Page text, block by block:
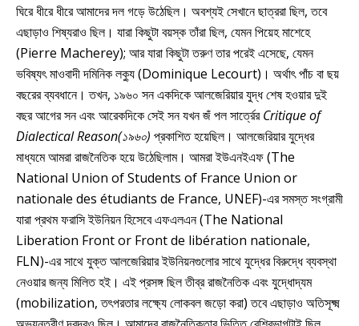
ঘিরে ধীরে ধীরে আমাদের দল গড়ে উঠেছিল। অবশ্যই সেখানে ছাত্ররা ছিল, তবে
এছাড়াও শিষ্যরাও ছিল। যারা কিছুটা বয়স্ক তাঁরা ছিল, যেমন পিয়েহ মাশেহে
(Pierre Macherey); আর যারা কিছুটা তরুণ তার পরেই এসেছে, যেমন
ভবিষ্যৎ মাওবাদী দমিনিক লক্যু (Dominique Lecourt)। অর্থাৎ পাঁচ বা ছয়
বছরের ব্যবধানে। তখন, ১৯৬০ সন একদিকে আলজেরিয়ার যুদ্ধ শেষ হওয়ার দুই
বছর আগের সন এবং আরেকদিকে সেই সন যখন জঁ পল সার্ত্রেরCritique of
Dialectical Reason(১৯৬০) প্রকাশিত হয়েছিল। আলজেরিয়ার যুদ্ধের
মাধ্যমে আমরা রাজনৈতিক হয়ে উঠেছিলাম। আমরা ইউএনইএফ (The
National Union of Students of France Union or
nationale des étudiants de France, UNEF)-এর সমস্ত সংগ্রামী
যারা প্রথম ফরাসি ইউনিয়ন হিসেবে এফএলএন (The National
Liberation Front or Front de libération nationale,
FLN)-এর সাথে যুক্ত আলজেরিয়ার ইউনিয়নগুলোর সাথে যুদ্ধের বিরুদ্ধে ব্যবস্থা
নেওয়ার জন্য মিলিত হই। এই প্রসঙ্গ ছিল তীব্র রাজনৈতিক এবং যুদ্ধোদ্যম
(mobilization, তৎপরতার লক্ষ্যে লোকবল জড়ো করা) তবে এছাড়াও অতিসূক্ষ্ম